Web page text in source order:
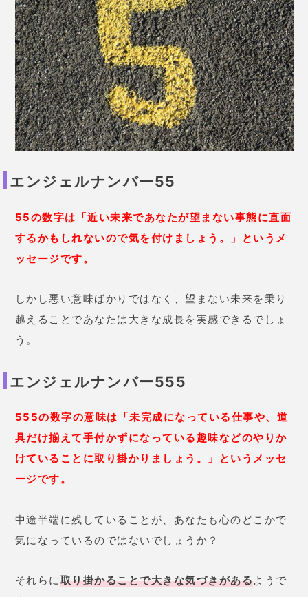
エンジェルナンバー55
55の数字は「近い未来であなたが望まない事態に直面
するかもしれないので気を付けましょう。」というメ
ッセージです。
しかし悪い意味ばかりではなく、望まない未来を乗り
越えることであなたは大きな成長を実感できるでしょ
う。
エンジェルナンバー555
555の数字の意味は「未完成になっている仕事や、道
具だけ揃えて手付かずになっている趣味などのやりか
けていることに取り掛かりましょう。」というメッセ
ージです。
中途半端に残していることが、あなたも心のどこかで
気になっているのではないでしょうか？
それらに取り掛かることで大きな気づきがあるようで